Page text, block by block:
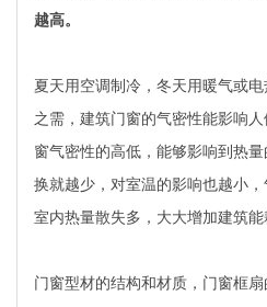
越高。
夏天用空调制冷，冬天用暖气或
之需，建筑门窗的气密性能影响
窗气密性的高低，能够影响到热
换就越少，对室温的影响也越小
室内热量散失多，大大增加建筑能
门窗型材的结构和材质，门窗框